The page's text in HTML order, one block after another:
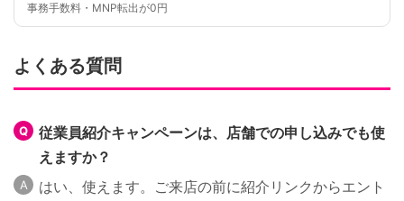
事務手数料・MNP転出が0円
よくある質問
従業員紹介キャンペーンは、店舗での申し込みでも使
えますか？
はい、使えます。ご来店の前に紹介リンクからエント